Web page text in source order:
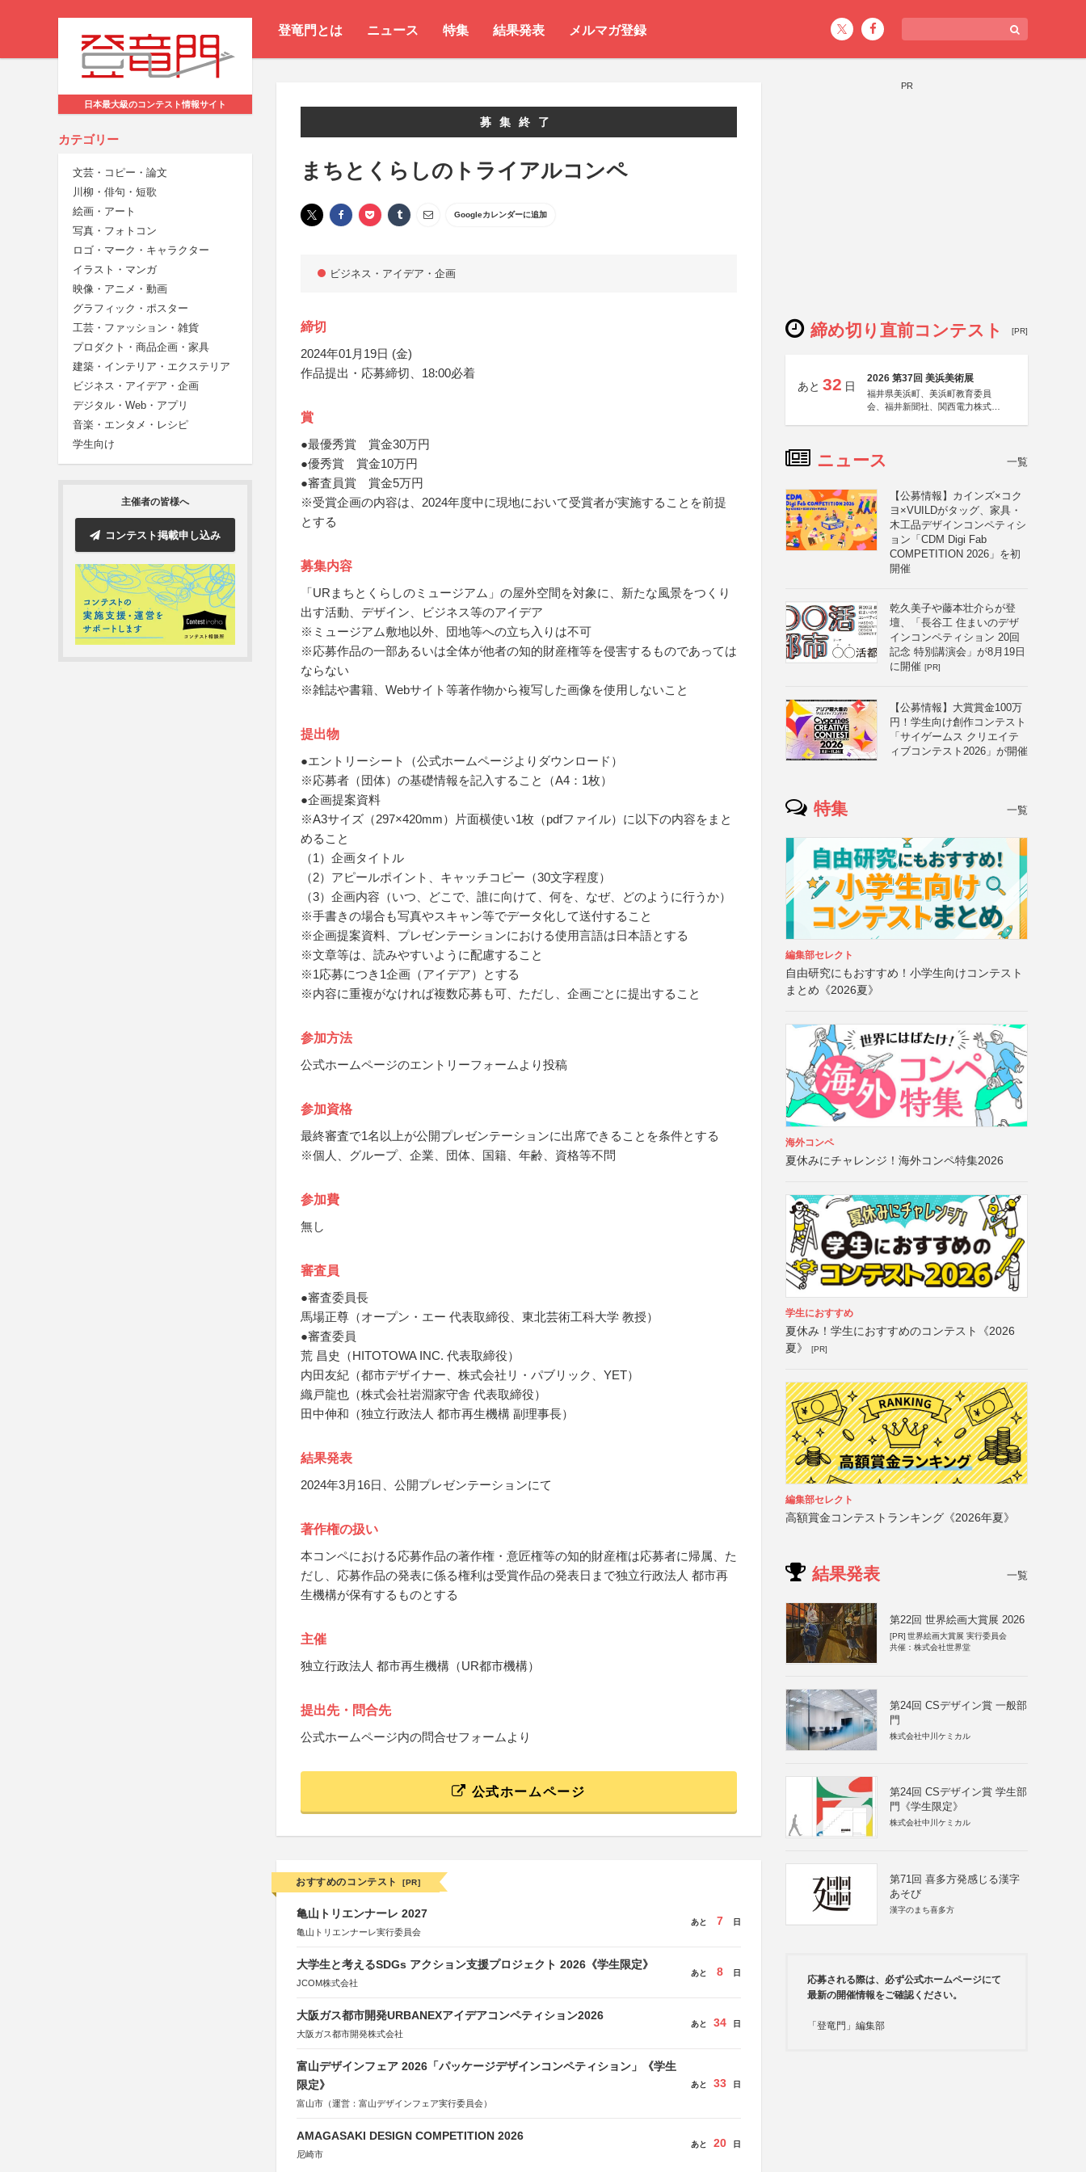
登竜門とは ニュース 特集 結果発表 メルマガ登録
日本最大級のコンテスト情報サイト
カテゴリー
文芸・コピー・論文
川柳・俳句・短歌
絵画・アート
写真・フォトコン
ロゴ・マーク・キャラクター
イラスト・マンガ
映像・アニメ・動画
グラフィック・ポスター
工芸・ファッション・雑貨
プロダクト・商品企画・家具
建築・インテリア・エクステリア
ビジネス・アイデア・企画
デジタル・Web・アプリ
音楽・エンタメ・レシピ
学生向け
主催者の皆様へ
コンテスト掲載申し込み
募集終了
まちとくらしのトライアルコンペ
Googleカレンダーに追加
ビジネス・アイデア・企画
締切
2024年01月19日 (金)
作品提出・応募締切、18:00必着
賞
●最優秀賞 賞金30万円
●優秀賞 賞金10万円
●審査員賞 賞金5万円
※受賞企画の内容は、2024年度中に現地において受賞者が実施することを前提
とする
募集内容
「URまちとくらしのミュージアム」の屋外空間を対象に、新たな風景をつくり
出す活動、デザイン、ビジネス等のアイデア
※ミュージアム敷地以外、団地等への立ち入りは不可
※応募作品の一部あるいは全体が他者の知的財産権等を侵害するものであっては
ならない
※雑誌や書籍、Webサイト等著作物から複写した画像を使用しないこと
提出物
●エントリーシート（公式ホームページよりダウンロード）
※応募者（団体）の基礎情報を記入すること（A4：1枚）
●企画提案資料
※A3サイズ（297×420mm）片面横使い1枚（pdfファイル）に以下の内容をまと
めること
（1）企画タイトル
（2）アピールポイント、キャッチコピー（30文字程度）
（3）企画内容（いつ、どこで、誰に向けて、何を、なぜ、どのように行うか）
※手書きの場合も写真やスキャン等でデータ化して送付すること
※企画提案資料、プレゼンテーションにおける使用言語は日本語とする
※文章等は、読みやすいように配慮すること
※1応募につき1企画（アイデア）とする
※内容に重複がなければ複数応募も可、ただし、企画ごとに提出すること
参加方法
公式ホームページのエントリーフォームより投稿
参加資格
最終審査で1名以上が公開プレゼンテーションに出席できることを条件とする
※個人、グループ、企業、団体、国籍、年齢、資格等不問
参加費
無し
審査員
●審査委員長
馬場正尊（オープン・エー 代表取締役、東北芸術工科大学 教授）
●審査委員
荒 昌史（HITOTOWA INC. 代表取締役）
内田友紀（都市デザイナー、株式会社リ・パブリック、YET）
織戸龍也（株式会社岩淵家守舎 代表取締役）
田中伸和（独立行政法人 都市再生機構 副理事長）
結果発表
2024年3月16日、公開プレゼンテーションにて
著作権の扱い
本コンペにおける応募作品の著作権・意匠権等の知的財産権は応募者に帰属、た
だし、応募作品の発表に係る権利は受賞作品の発表日まで独立行政法人 都市再
生機構が保有するものとする
主催
独立行政法人 都市再生機構（UR都市機構）
提出先・問合先
公式ホームページ内の問合せフォームより
公式ホームページ
おすすめのコンテスト [PR]
亀山トリエンナーレ 2027
亀山トリエンナーレ実行委員会
あと 7 日
大学生と考えるSDGs アクション支援プロジェクト 2026《学生限定》
JCOM株式会社
あと 8 日
大阪ガス都市開発URBANEXアイデアコンペティション2026
大阪ガス都市開発株式会社
あと 34 日
富山デザインフェア 2026「パッケージデザインコンペティション」《学生
限定》
富山市（運営：富山デザインフェア実行委員会）
あと 33 日
AMAGASAKI DESIGN COMPETITION 2026
尼崎市
あと 20 日
PR
締め切り直前コンテスト [PR]
あと 32 日
2026 第37回 美浜美術展
福井県美浜町、美浜町教育委員
会、福井新聞社、関西電力株式会
ニュース 一覧
【公募情報】カインズ×コク
ヨ×VUILDがタッグ、家具・
木工品デザインコンペティシ
ョン「CDM Digi Fab
COMPETITION 2026」を初
開催
乾久美子や藤本壮介らが登
壇、「長谷工 住まいのデザ
インコンペティション 20回
記念 特別講演会」が8月19日
に開催 [PR]
【公募情報】大賞賞金100万
円！学生向け創作コンテスト
「サイゲームス クリエイテ
ィブコンテスト2026」が開催
特集 一覧
編集部セレクト
自由研究にもおすすめ！小学生向けコンテスト
まとめ《2026夏》
海外コンペ
夏休みにチャレンジ！海外コンペ特集2026
学生におすすめ
夏休み！学生におすすめのコンテスト《2026
夏》
[PR]
編集部セレクト
高額賞金コンテストランキング《2026年夏》
結果発表 一覧
第22回 世界絵画大賞展 2026
[PR] 世界絵画大賞展 実行委員会
共催：株式会社世界堂
第24回 CSデザイン賞 一般部
門
株式会社中川ケミカル
第24回 CSデザイン賞 学生部
門《学生限定》
株式会社中川ケミカル
第71回 喜多方発感じる漢字
あそび
漢字のまち喜多方
応募される際は、必ず公式ホームページにて
最新の開催情報をご確認ください。
「登竜門」編集部